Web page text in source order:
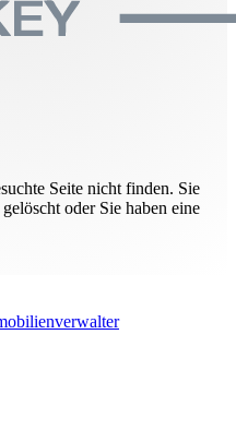
Seite nicht finden. Sie
oder Sie haben eine